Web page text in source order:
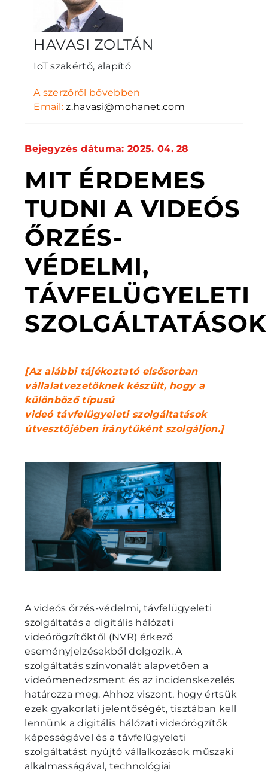
HAVASI ZOLTÁN
IoT szakértő, alapító
A szerzőről bővebben
Email: z.havasi@mohanet.com
Bejegyzés dátuma: 2025. 04. 28
MIT ÉRDEMES
TUDNI A VIDEÓS
ŐRZÉS-
VÉDELMI,
TÁVFELÜGYELETI
[Az alábbi tájékoztató elsősorban
vállalatvezetőknek készült, hogy a
különböző típusú
videó távfelügyeleti szolgáltatások
útvesztőjében iránytűként szolgáljon.]
A videós őrzés-védelmi, távfelügyeleti
szolgáltatás a digitális hálózati
videórögzítőktől (NVR) érkező
eseményjelzésekből dolgozik. A
szolgáltatás színvonalát alapvetően a
videómenedzsment és az incidenskezelés
határozza meg. Ahhoz viszont, hogy értsük
ezek gyakorlati jelentőségét, tisztában kell
lennünk a digitális hálózati videórögzítők
képességével és a távfelügyeleti
szolgáltatást nyújtó vállalkozások műszaki
alkalmasságával, technológiai